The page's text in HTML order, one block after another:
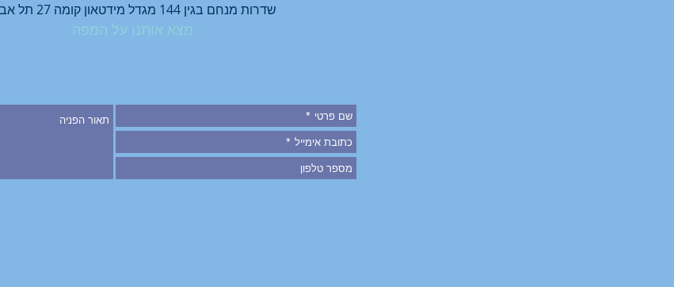
שדרות מנחם בגין 144 מגדל מידטאון קומה 27 תל אביב
מצא אותנו על המפה